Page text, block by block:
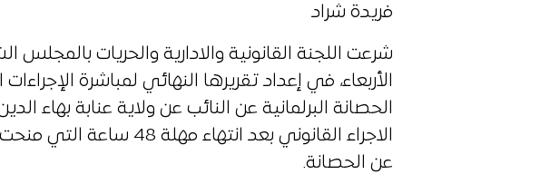
فريدة شراد
شرعت اللجنة القانونية والادارية والحريات بالمجلس
الأربعاء، في إعداد تقريرها النهائي لمباشرة
الحصانة البرلمانية عن النائب عن ولاية عنابة بهاء
الاجراء القانوني بعد انتهاء
عن الحصانة.